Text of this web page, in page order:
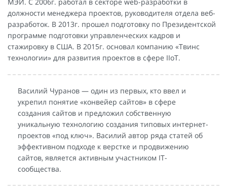
должности менеджера проектов, руководителя отдела веб-
разработок. В 2013г. прошел подготовку по Президентской
программе подготовки управленческих кадров и
стажировку в США. В 2015г. основал компанию «Твинс
технологии» для развития проектов в сфере IIoT.
Василий Чуранов — один из первых, кто ввел и
укрепил понятие «конвейер сайтов» в сфере
создания сайтов и предложил собственную
уникальную технологию создания типовых интернет-
проектов «под ключ». Василий автор ряда статей об
эффективном подходе к верстке и продвижению
сайтов, является активным участником IT-
сообщества.